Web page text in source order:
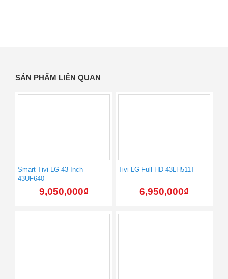
SẢN PHẨM LIÊN QUAN
Smart Tivi LG 43 Inch
43UF640
9,050,000₫
Tivi LG Full HD 43LH511T
6,950,000₫